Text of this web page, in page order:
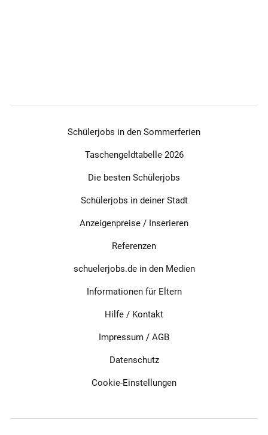
Schülerjobs in den Sommerferien
Taschengeldtabelle 2026
Die besten Schülerjobs
Schülerjobs in deiner Stadt
Anzeigenpreise / Inserieren
Referenzen
schuelerjobs.de in den Medien
Informationen für Eltern
Hilfe / Kontakt
Impressum / AGB
Datenschutz
Cookie-Einstellungen